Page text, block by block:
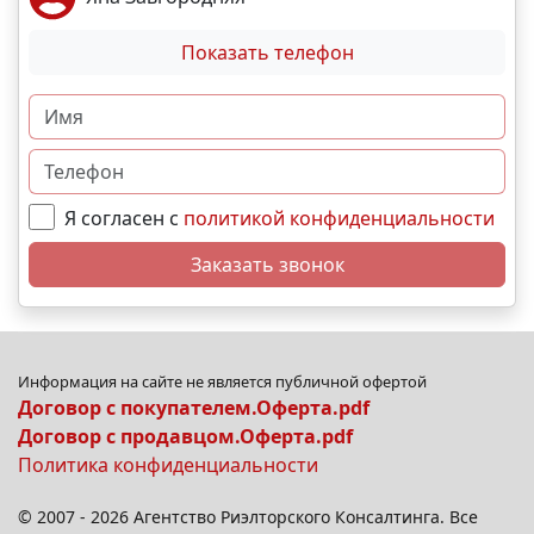
Показать телефон
Я согласен с политикой конфиденциальности
Заказать звонок
Информация на сайте не является публичной офертой
Договор с покупателем.Оферта.pdf
Договор с продавцом.Оферта.pdf
Политика конфиденциальности
© 2007 - 2026 Агентство Риэлторского Консалтинга. Все